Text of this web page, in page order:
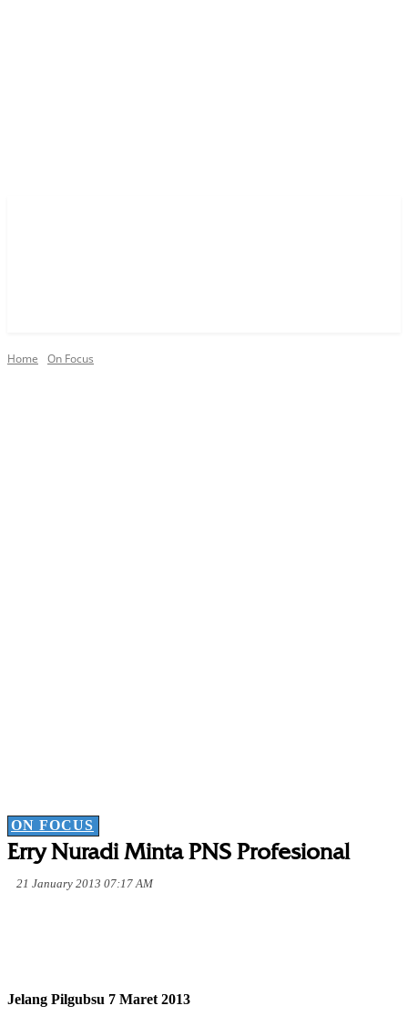
Home On Focus
ON FOCUS
Erry Nuradi Minta PNS Profesional
21 January 2013 07:17 AM
Jelang Pilgubsu 7 Maret 2013